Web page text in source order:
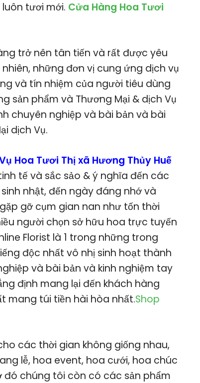
tươi mới. Cửa Hàng Hoa Tươi
trở nên tân tiến và rất được yêu
những đơn vị cung ứng dịch vụ
và tín nhiệm của người tiêu dùng
sản phẩm và Thương Mại & dịch Vụ
chuyên nghiệp và bài bản và bài
dịch Vụ.
Hoa Tươi Thị xã Hương Thủy Huế
tế và sắc sảo & ý nghĩa đến các
nhật, đến ngày đáng nhớ và
gỡ cụm gian nan như tốn thời
người chọn sở hữu hoa trực tuyến
Florist là 1 trong những trong
độc nhất vô nhị sinh hoạt thành
và bài bản và kinh nghiệm tay
định mang lại đến khách hàng
mang túi tiền hài hòa nhất.Shop
các thời gian không giống nhau,
lễ, hoa event, hoa cưới, hoa chúc
đó chúng tôi còn có các sản phẩm